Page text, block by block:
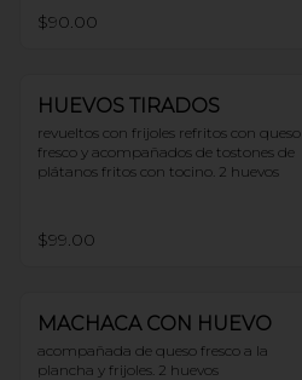
$90.00
HUEVOS TIRADOS
revueltos con frijoles refritos con queso
fresco y acompañados de tostones de
plátanos fritos con tocino. 2 huevos
$99.00
MACHACA CON HUEVO
acompañada de queso fresco a la
plancha y frijoles. 2 huevos